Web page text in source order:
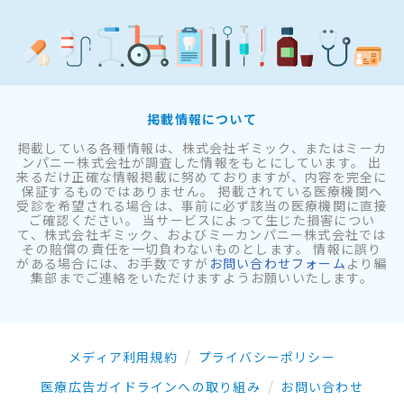
掲載情報について
掲載している各種情報は、株式会社ギミック、またはミーカ
ンパニー株式会社が調査した情報をもとにしています。 出
来るだけ正確な情報掲載に努めておりますが、内容を完全に
保証するものではありません。 掲載されている医療機関へ
受診を希望される場合は、事前に必ず該当の医療機関に直接
ご確認ください。 当サービスによって生じた損害につい
て、株式会社ギミック、およびミーカンパニー株式会社では
その賠償の責任を一切負わないものとします。 情報に誤り
がある場合には、お手数ですが お問い合わせフォーム より編
集部までご連絡をいただけますようお願いいたします。
メディア利用規約
プライバシーポリシー
医療広告ガイドラインへの取り組み
お問い合わせ